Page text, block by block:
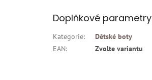
Doplňkové parametry
Kategorie:
Dětské boty
EAN: Zvolte variantu